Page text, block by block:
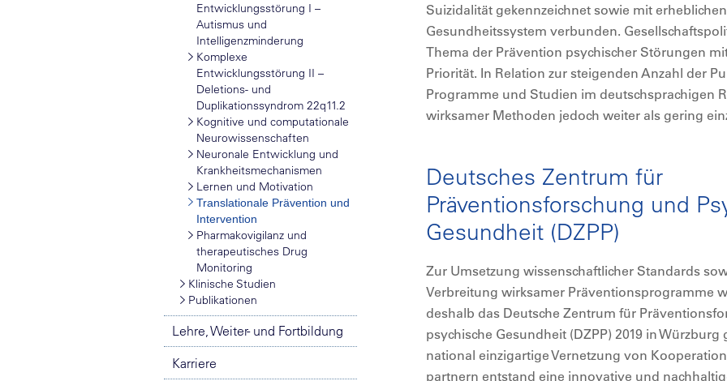
Entwicklungsstörung I –
Autismus und
Intelligenzminderung
Komplexe
Entwicklungsstörung II –
Deletions- und
Duplikationssyndrom 22q11.2
Kognitive und computationale
Neurowissenschaften
Neuronale Entwicklung und
Krankheitsmechanismen
Lernen und Motivation
Translationale Prävention und
Intervention
Pharmakovigilanz und
therapeutisches Drug
Monitoring
Klinische Studien
Publikationen
Lehre, Weiter- und Fortbildung
Karriere
Suizidalität gekennzeichnet sowie mit
Gesundheitssystem verbunden.
Thema der Prävention psychischer Störungen
Priorität. In Relation zur steigenden Anzahl der
Programme und Studien im deutschsprachigen
wirksamer Methoden jedoch weiter als gering
Deutsches Zentrum für
Präventionsforschung und
Gesundheit (DZPP)
Zur Umsetzung wissenschaftlicher Standards
Verbreitung wirksamer Präventionsprogramme
deshalb das Deutsche Zentrum für
psychische Gesundheit (DZPP) 2019 in
national einzigartige Vernetzung von
partnern entstand eine innovative und